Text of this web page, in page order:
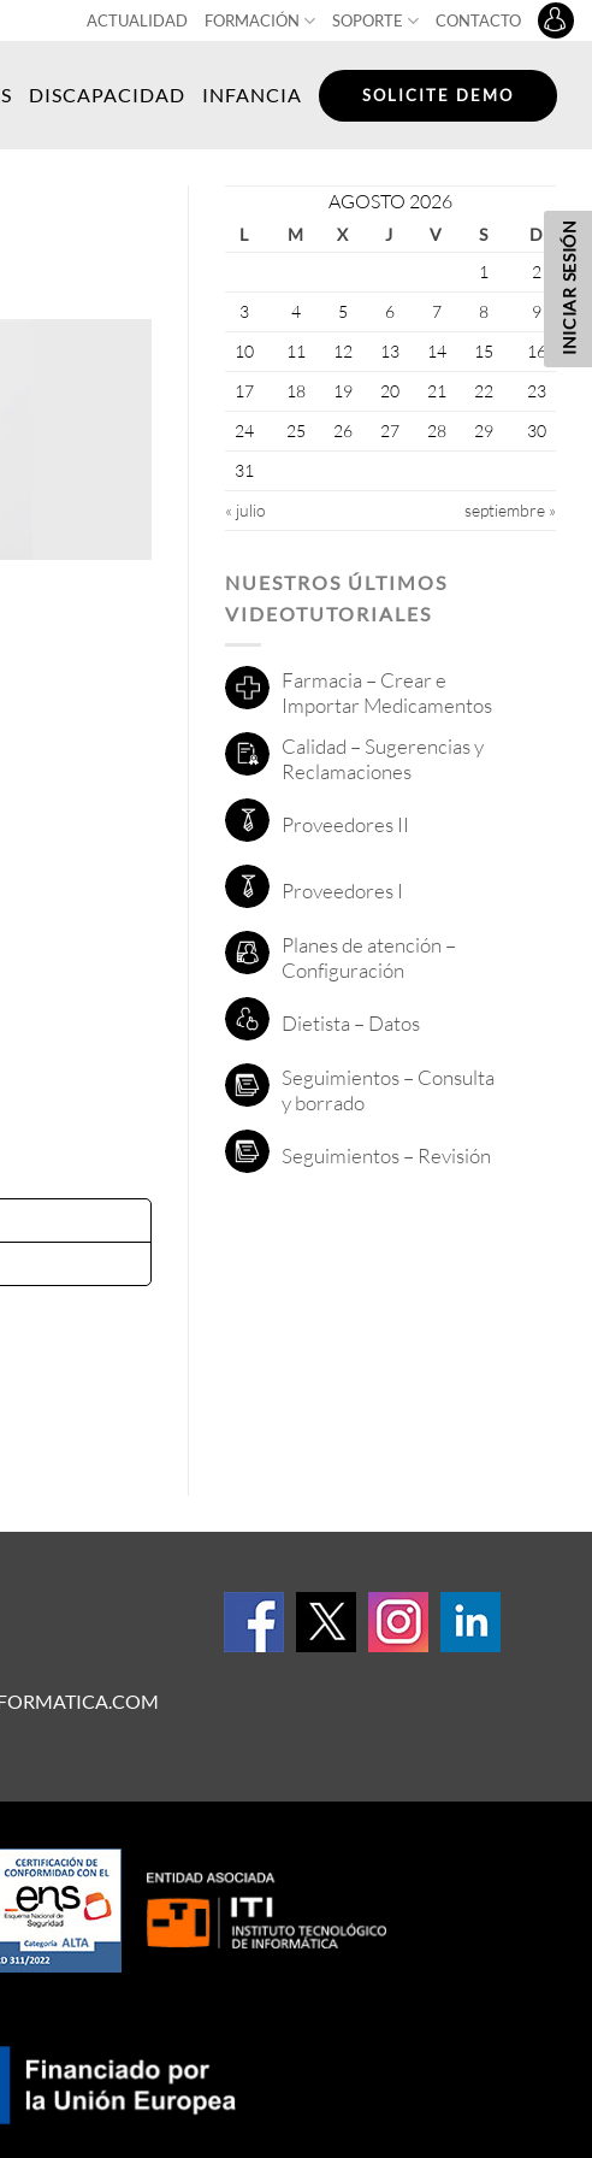
ACTUALIDAD FORMACIÓN SOPORTE CONTACTO
DISCAPACIDAD INFANCIA SOLICITE DEMO
AGOSTO 2026
L M X J V S
D
1
2
3
4 5 6 7 8
9
10
11 12 13 14 15
16
17
18 19 20 21 22
23
24
25 26 27 28 29
30
31
« julio
septiembre »
NUESTROS ÚLTIMOS
VIDEOTUTORIALES
Farmacia – Crear e
Importar Medicamentos
Calidad – Sugerencias y
Reclamaciones
Proveedores II
Proveedores I
Planes de atención –
Configuración
Dietista – Datos
Seguimientos – Consulta
y borrado
Seguimientos – Revisión
INICIAR SESIÓN